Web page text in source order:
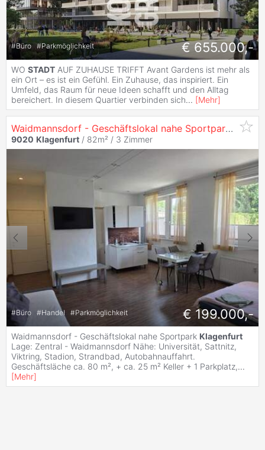
#Büro #Parkmöglichkeit € 655.000,-
WO STADT AUF ZUHAUSE TRIFFT Avant Gardens ist mehr als
ein Ort – es ist ein Gefühl. Ein Zuhause, das inspiriert. Ein
Umfeld, das Raum für neue Ideen schafft und den Alltag
bereichert. In diesem Quartier verbinden sich... [Mehr]
Waidmannsdorf - Geschäftslokal nahe Sportpark
9020 Klagenfurt / 82m² / 3 Zimmer
#Büro #Handel #Parkmöglichkeit € 199.000,-
Waidmannsdorf - Geschäftslokal nahe Sportpark Klagenfurt
Lage: Zentral - Waidmannsdorf Nähe: Universität, Sattnitz,
Viktring, Stadion, Strandbad, Autobahnauffahrt.
Geschäftsläche ca. 80 m², + ca. 25 m² Keller + 1 Parkplatz,...
[Mehr]